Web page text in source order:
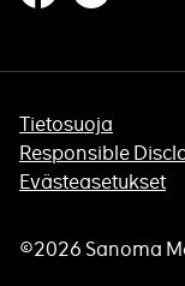
Footer
menu
Tietosuoja
Responsible
Evästeasetukset
©2026 Sanoma